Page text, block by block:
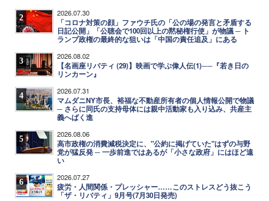
2 2026.07.30
「コロナ対策の顔」ファウチ氏の「公の場の発言と矛盾する
日記公開」「公聴会で100回以上の黙秘権行使」が物議 ─ ト
ランプ政権の最終的な狙いは「中国の責任追及」にある
3 2026.08.02
【名画座リバティ (29)】映画で学ぶ偉人伝(1)──『若き日の
リンカーン』
4 2026.07.31
マムダニNY市長、裕福な不動産所有者の個人情報公開で物議
─ さらに同氏の支持母体には親中活動家も入り込み、共産主
義へばく進
5 2026.08.06
高市政権の消費減税決定に、"公約に掲げていた"はずの与野
党が猛反発 ─ 一歩前進ではあるが「小さな政府」にはほど遠
い
6 2026.07.27
疲労・人間関係・プレッシャー……このストレスどう抜こう
「ザ・リバティ」9月号(7月30日発売)